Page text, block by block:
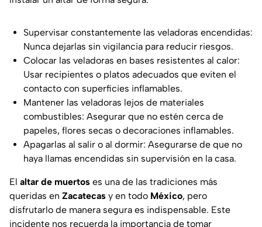
Supervisar constantemente las veladoras encendidas:
Nunca dejarlas sin vigilancia para reducir riesgos.
Colocar las veladoras en bases resistentes al calor:
Usar recipientes o platos adecuados que eviten el
contacto con superficies inflamables.
Mantener las veladoras lejos de materiales
combustibles: Asegurar que no estén cerca de
papeles, flores secas o decoraciones inflamables.
Apagarlas al salir o al dormir: Asegurarse de que no
haya llamas encendidas sin supervisión en la casa.
El altar de muertos es una de las tradiciones más
queridas en Zacatecas y en todo México, pero
disfrutarlo de manera segura es indispensable. Este
incidente nos recuerda la importancia de tomar